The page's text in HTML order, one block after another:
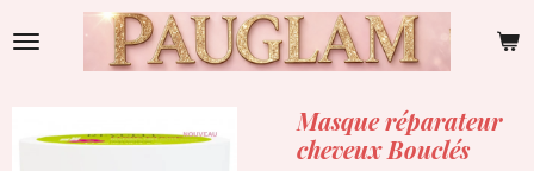
au
Masque réparateur
cheveux Bouclés